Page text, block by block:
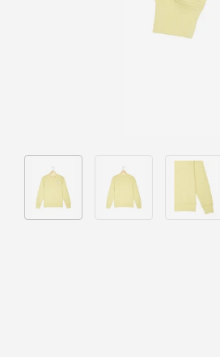
Bild 1 in Galerieansicht laden